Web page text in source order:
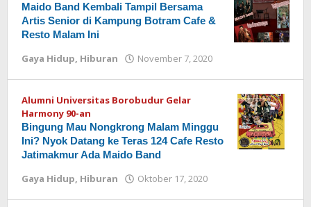
Maido Band Kembali Tampil Bersama
Artis Senior di Kampung Botram Cafe &
Resto Malam Ini
Gaya Hidup, Hiburan November 7, 2020
Alumni Universitas Borobudur Gelar
Harmony 90-an
Bingung Mau Nongkrong Malam Minggu
Ini? Nyok Datang ke Teras 124 Cafe Resto
Jatimakmur Ada Maido Band
Gaya Hidup, Hiburan Oktober 17, 2020